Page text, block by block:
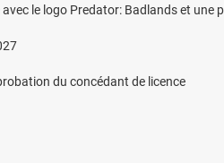
le logo Predator: Badlands et une
du concédant de licence